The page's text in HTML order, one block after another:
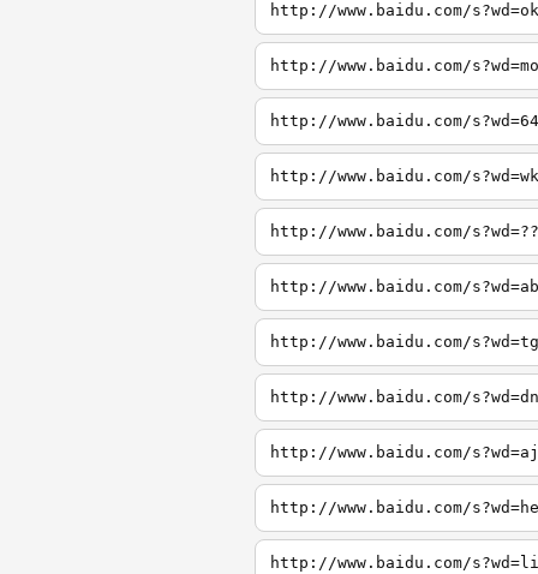
http://www.baidu.com/s?wd=ok
http://www.baidu.com/s?wd=mo
http://www.baidu.com/s?wd=64
http://www.baidu.com/s?wd=wk
http://www.baidu.com/s?wd=??
http://www.baidu.com/s?wd=ab
http://www.baidu.com/s?wd=tg
http://www.baidu.com/s?wd=dn
http://www.baidu.com/s?wd=aj
http://www.baidu.com/
http://www.baidu.com/